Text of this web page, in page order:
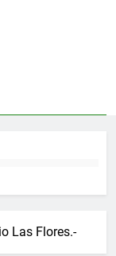
Las Flores.-